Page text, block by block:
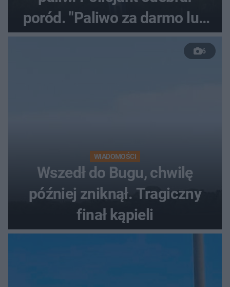
poród. "Paliwo za darmo lub
50 %!"
6
WIADOMOŚCI
Wszedł do Bugu, chwilę
później zniknął. Tragiczny
finał kąpieli